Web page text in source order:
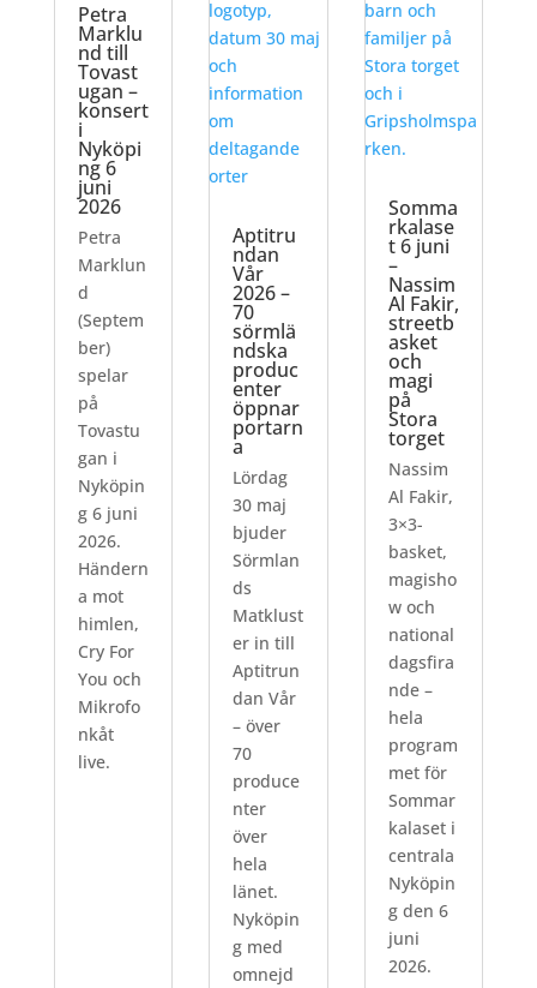
Petra
Marklu
nd till
Tovast
ugan –
konsert
i
Nyköpi
ng 6
juni
2026
Petra
Marklun
d
(Septem
ber)
spelar
på
Tovastu
gan i
Nyköpin
g 6 juni
2026.
Händern
a mot
himlen,
Cry For
You och
Mikrofo
nkåt
live.
Aptitru
ndan
Vår
2026 –
70
sörmlä
ndska
produc
enter
öppnar
portarn
a
Lördag
30 maj
bjuder
Sörmlan
ds
Matklust
er in till
Aptitrun
dan Vår
– över
70
produce
nter
över
hela
länet.
Nyköpin
g med
omnejd
Somma
rkalase
t 6 juni
–
Nassim
Al Fakir,
streetb
asket
och
magi
på
Stora
torget
Nassim
Al Fakir,
3×3-
basket,
magisho
w och
national
dagsfira
nde –
hela
program
met för
Sommar
kalaset i
centrala
Nyköpin
g den 6
juni
2026.